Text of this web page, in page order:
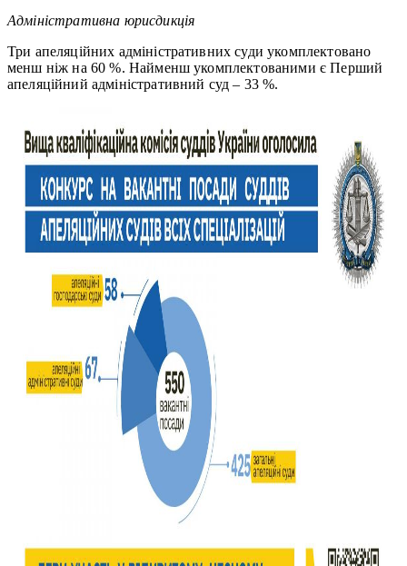
Адміністративна юрисдикція
Три апеляційних адміністративних суди укомплектовано
менш ніж на 60 %. Найменш укомплектованими є Перший
апеляційний адміністративний суд – 33 %.